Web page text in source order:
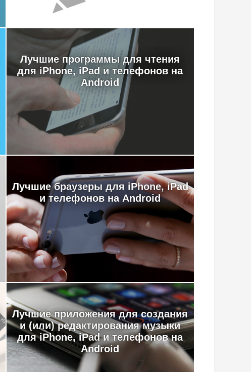
Лучшие программы для чтения
для iPhone, iPad и телефонов на
Android
Лучшие браузеры для iPhone, iPad
и телефонов на Android
Лучшие приложения для создания
и (или) редактирования музыки
для iPhone, iPad и телефонов на
Android